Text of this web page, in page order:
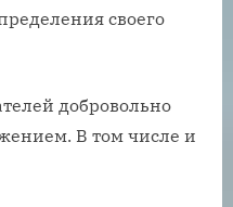
своего
добровольно
В том числе и